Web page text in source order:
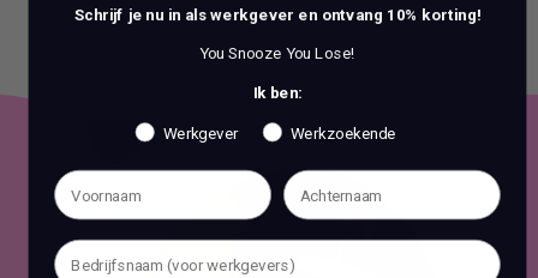
Schrijf je nu in als werkgever en ontvang 10% korting!
You Snooze You Lose!
Ik ben:
Werkgever Werkzoekende